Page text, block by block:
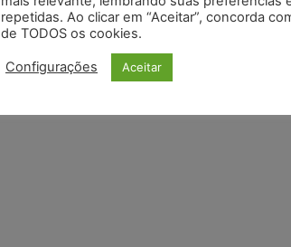
repetidas. Ao clicar em “Aceitar”, concorda
de TODOS os cookies.
Configurações Aceitar